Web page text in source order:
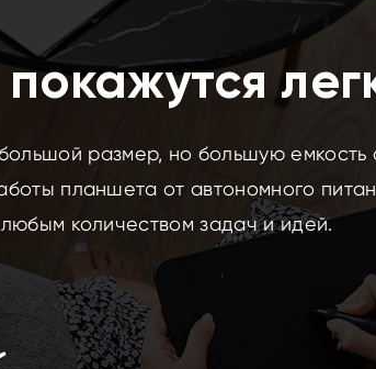
размер, но большую емкость
планшета от автономного
количеством задач и идей.